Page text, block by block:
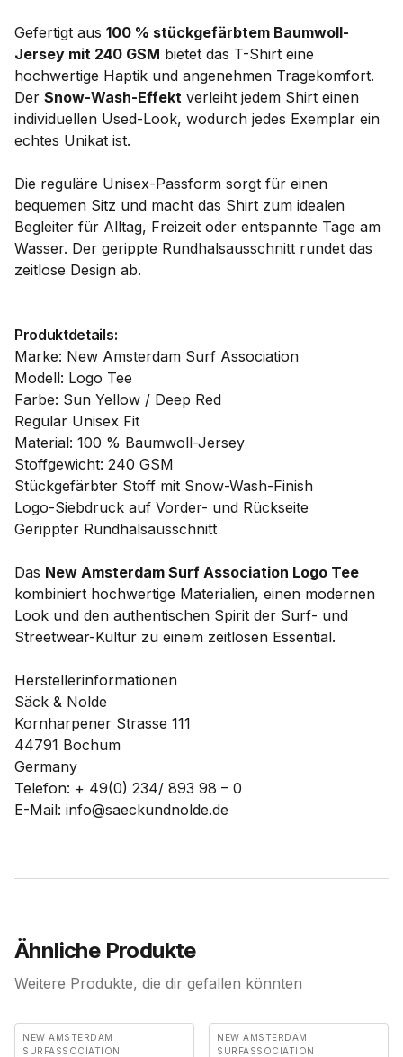
Gefertigt aus 100 % stückgefärbtem Baumwoll-
Jersey mit 240 GSM bietet das T-Shirt eine
hochwertige Haptik und angenehmen Tragekomfort.
Der Snow-Wash-Effekt verleiht jedem Shirt einen
individuellen Used-Look, wodurch jedes Exemplar ein
echtes Unikat ist.
Die reguläre Unisex-Passform sorgt für einen
bequemen Sitz und macht das Shirt zum idealen
Begleiter für Alltag, Freizeit oder entspannte Tage am
Wasser. Der gerippte Rundhalsausschnitt rundet das
zeitlose Design ab.
Produktdetails:
Marke: New Amsterdam Surf Association
Modell: Logo Tee
Farbe: Sun Yellow / Deep Red
Regular Unisex Fit
Material: 100 % Baumwoll-Jersey
Stoffgewicht: 240 GSM
Stückgefärbter Stoff mit Snow-Wash-Finish
Logo-Siebdruck auf Vorder- und Rückseite
Gerippter Rundhalsausschnitt
Das New Amsterdam Surf Association Logo Tee
kombiniert hochwertige Materialien, einen modernen
Look und den authentischen Spirit der Surf- und
Streetwear-Kultur zu einem zeitlosen Essential.
Herstellerinformationen
Säck & Nolde
Kornharpener Strasse 111
44791 Bochum
Germany
Telefon: + 49(0) 234/ 893 98 – 0
E-Mail: info@saeckundnolde.de
Ähnliche Produkte
Weitere Produkte, die dir gefallen könnten
NEW AMSTERDAM
SURFASSOCIATION
NEW AMSTERDAM
SURFASSOCIATION